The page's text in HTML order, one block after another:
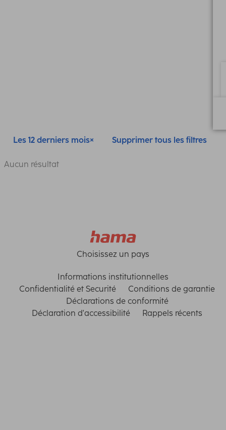
Les 12 derniers mois Supprimer tous les filtres
Aucun résultat
Choisissez un pays
Informations institutionnelles
Confidentialité et Securité
Conditions de garantie
Déclarations de conformité
Déclaration d'accessibilité
Rappels récents